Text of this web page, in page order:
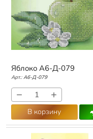
Яблоко А6-Д-079
Арт.: А6-Д-079
− +
В корзину